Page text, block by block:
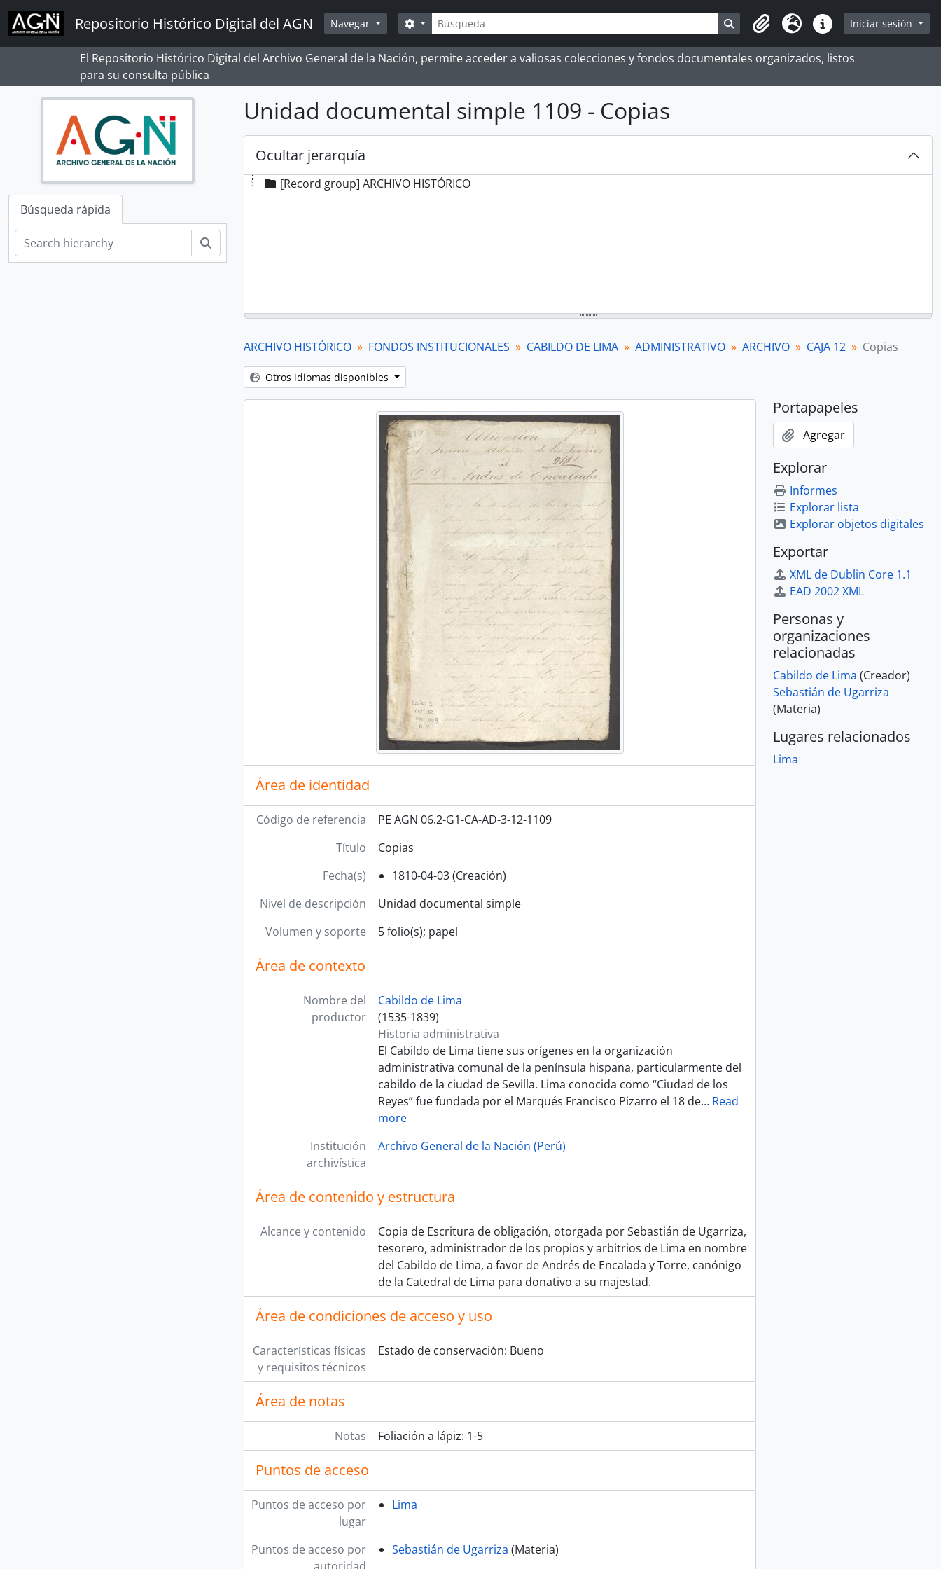
Skip to main content
Repositorio Histórico Digital del AGN Navegar Búsqueda
Search options Search in browse page
Portapapeles
Idioma Enlaces rápidos
Iniciar sesión
El Repositorio Histórico Digital del Archivo General de la Nación, permite acceder a valiosas colecciones y fondos documentales organizados, listos
para su consulta pública
Búsqueda rápida
Unidad documental simple 1109 - Copias
Ocultar jerarquía
[Record group] ARCHIVO HISTÓRICO
ARCHIVO HISTÓRICO FONDOS INSTITUCIONALES CABILDO DE LIMA ADMINISTRATIVO ARCHIVO CAJA 12 Copias
Otros idiomas disponibles
Área de identidad
Código de referencia
PE AGN 06.2-G1-CA-AD-3-12-1109
Título
Copias
Fecha(s)
1810-04-03 (Creación)
Nivel de descripción
Unidad documental simple
Volumen y soporte
5 folio(s); papel
Área de contexto
Nombre del
productor
Cabildo de Lima
(1535-1839)
Historia administrativa
El Cabildo de Lima tiene sus orígenes en la organización
administrativa comunal de la península hispana, particularmente del
cabildo de la ciudad de Sevilla. Lima conocida como “Ciudad de los
Reyes” fue fundada por el Marqués Francisco Pizarro el 18 de… Read
more
Institución
archivística
Archivo General de la Nación (Perú)
Área de contenido y estructura
Alcance y contenido
Copia de Escritura de obligación, otorgada por Sebastián de Ugarriza,
tesorero, administrador de los propios y arbitrios de Lima en nombre
del Cabildo de Lima, a favor de Andrés de Encalada y Torre, canónigo
de la Catedral de Lima para donativo a su majestad.
Área de condiciones de acceso y uso
Características físicas
y requisitos técnicos
Estado de conservación: Bueno
Área de notas
Notas Foliación a lápiz: 1-5
Puntos de acceso
Puntos de acceso por
lugar
Lima
Puntos de acceso por
Sebastián de Ugarriza (Materia)
Portapapeles
Agregar
Explorar
Informes
Explorar lista
Explorar objetos digitales
Exportar
XML de Dublin Core 1.1
EAD 2002 XML
Personas y
organizaciones
relacionadas
Cabildo de Lima (Creador)
Sebastián de Ugarriza
(Materia)
Lugares relacionados
Lima